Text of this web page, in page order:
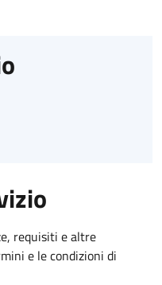
requisiti e altre
e le condizioni di